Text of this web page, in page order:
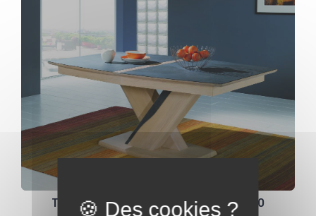
Table tonneau Ceram plateau céramique 180